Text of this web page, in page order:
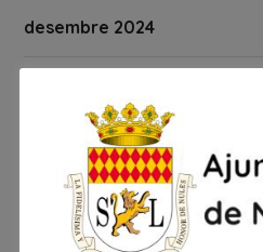
desembre 2024
octubre 2024
setembre 2024